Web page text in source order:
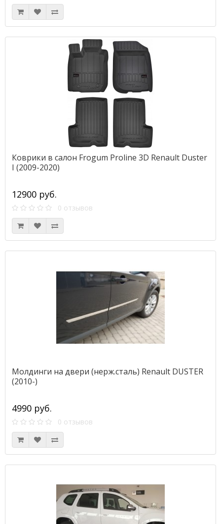
Коврики в салон Frogum Proline 3D Renault Duster
I (2009-2020)
12900 руб.
0 отзывов
Молдинги на двери (нерж.сталь) Renault DUSTER
(2010-)
4990 руб.
0 отзывов